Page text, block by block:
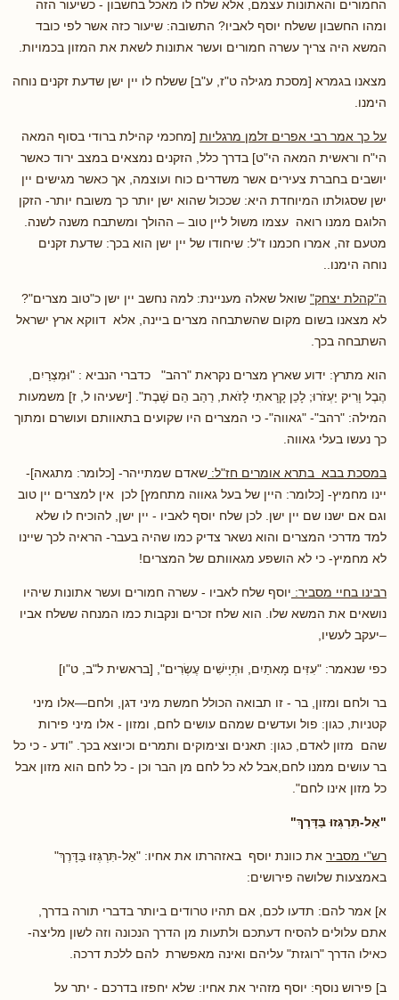
החמורים והאתונות עצמם, אלא שלח לו מאכל בחשבון - כשיעור הזה
ומהו החשבון ששלח יוסף לאביו? התשובה: שיעור כזה אשר לפי כובד
המשא היה צריך עשרה חמורים ועשר אתונות לשאת את המזון בכמויות.
מצאנו בגמרא [מסכת מגילה ט"ז, ע"ב] ששלח לו יין ישן שדעת זקנים נוחה
הימנו.
על כך אמר רבי אפרים זלמן מרגליות [מחכמי קהילת ברודי בסוף המאה
הי"ח וראשית המאה הי"ט] בדרך כלל, הזקנים נמצאים במצב ירוד כאשר
יושבים בחברת צעירים אשר משדרים כוח ועוצמה, אך כאשר מגישים יין
ישן שסגולתו המיוחדת היא: שככול שהוא ישן יותר כך משובח יותר- הזקן
הלוגם ממנו רואה עצמו משול ליין טוב – ההולך ומשתבח משנה לשנה.
מטעם זה, אמרו חכמנו ז"ל: שיחודו של יין ישן הוא בכך: שדעת זקנים
נוחה הימנו..
ה"קהלת יצחק" שואל שאלה מעניינת: למה נחשב יין ישן כ"טוב מצרים"?
לא מצאנו בשום מקום שהשתבחה מצרים ביינה, אלא דווקא ארץ ישראל
השתבחה בכך.
הוא מתרץ: ידוע שארץ מצרים נקראת "רהב" כדברי הנביא : "וּמִצְרַיִם,
הֶבֶל וָרִיק יַעְזֹרוּ; לָכֵן קָרָאתִי לָזֹאת, רַהַב הֵם שָׁבֶת". [ישעיהו ל, ז] משמעות
המילה: "רהב"- "גאווה"- כי המצרים היו שקועים בתאוותם ועושרם ומתוך
כך נעשו בעלי גאווה.
במסכת בבא בתרא אומרים חז"ל: שאדם שמתייהר- [כלומר: מתגאה]-
יינו מחמיץ- [כלומר: היין של בעל גאווה מתחמץ] לכן אין למצרים יין טוב
וגם אם ישנו שם יין ישן. לכן שלח יוסף לאביו - יין ישן, להוכיח לו שלא
למד מדרכי המצרים והוא נשאר צדיק כמו שהיה בעבר- הראיה לכך שיינו
לא מחמיץ- כי לא הושפע מגאוותם של המצרים!
רבינו בחיי מסביר: יוסף שלח לאביו - עשרה חמורים ועשר אתונות שיהיו
נושאים את המשא שלו. הוא שלח זכרים ונקבות כמו המנחה ששלח אביו
–יעקב לעשיו,
כפי שנאמר: "עִזִּים מָאתַיִם, וּתְיָישִׁים עֶשְׂרִים", [בראשית ל"ב, ט"ו]
בר ולחם ומזון, בר - זו תבואה הכולל חמשת מיני דגן, ולחם—אלו מיני
קטניות, כגון: פול ועדשים שמהם עושים לחם, ומזון - אלו מיני פירות
שהם מזון לאדם, כגון: תאנים וצימוקים ותמרים וכיוצא בכך. "ודע - כי כל
בר עושים ממנו לחם,אבל לא כל לחם מן הבר וכן - כל לחם הוא מזון אבל
כל מזון אינו לחם".
"אַל-תִּרְגְּזוּ בַּדָּרֶךְ"
רש"י מסביר את כוונת יוסף באזהרתו את אחיו: "אַל-תִּרְגְּזוּ בַּדָּרֶךְ"
באמצעות שלושה פירושים:
א] אמר להם: תדעו לכם, אם תהיו טרודים ביותר בדברי תורה בדרך,
אתם עלולים להסיח דעתכם ולתעות מן הדרך הנכונה וזה לשון מליצה-
כאילו הדרך "רוגזת" עליהם ואינה מאפשרת להם ללכת דרכה.
ב] פירוש נוסף: יוסף מזהיר את אחיו: שלא יחפזו בדרכם - יתר על